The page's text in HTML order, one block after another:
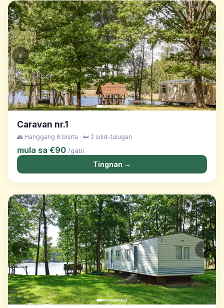
‹ ›
Caravan nr.1
👥 Hanggang 6 bisita · 🛏️ 2 silid-tulugan
mula sa €90 /gabi
Tingnan →
‹ ›